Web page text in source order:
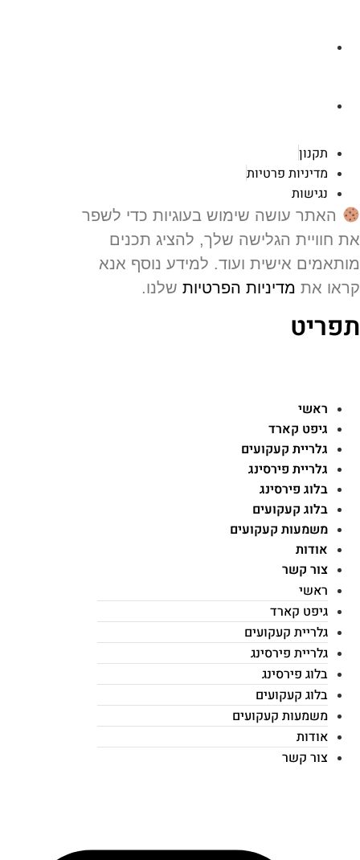
תקנון
מדיניות פרטיות
נגישות
האתר עושה שימוש בעוגיות כדי לשפר
חוויית הגלישה שלך, להציג תכנים
אישית ועוד. למידע נוסף אנא
אתמדיניות הפרטיותשלנו.
ראשי
גיפט קארד
גלריית קעקועים
גלריית פירסינג
בלוג פירסינג
בלוג קעקועים
משמעות קעקועים
אודות
צור קשר
ראשי
גיפט קארד
גלריית קעקועים
גלריית פירסינג
בלוג פירסינג
בלוג קעקועים
משמעות קעקועים
אודות
צור קשר